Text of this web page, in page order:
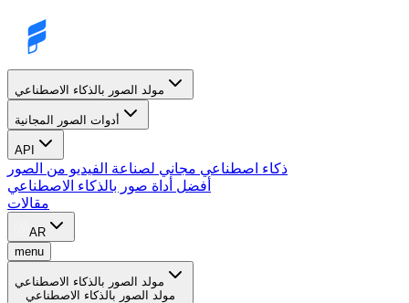
مولد الصور بالذكاء الاصطناعي
أدوات الصور المجانية
API
ذكاء اصطناعي مجاني لصناعة الفيديو من الصور
أفضل أداة صور بالذكاء الاصطناعي
مقالات
AR
menu
مولد الصور بالذكاء الاصطناعي
مولد الصور بالذكاء الاصطناعي